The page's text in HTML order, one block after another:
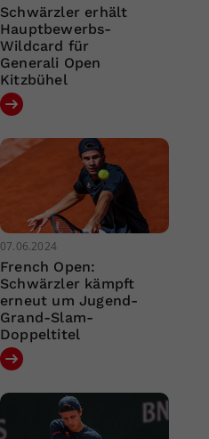
Schwärzler erhält
Hauptbewerbs-
Wildcard für
Generali Open
Kitzbühel
07.06.2024
French Open:
Schwärzler kämpft
erneut um Jugend-
Grand-Slam-
Doppeltitel